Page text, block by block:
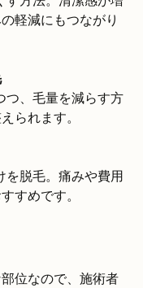
軽減にもつながり
られます。
すめです。
位なので、施術者